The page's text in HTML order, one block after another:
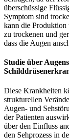
überschüssige
Symptom sind
kann die Produktion
zu trockenen und
dass die Augen
Studie über
Diese Krankheiten
strukturellen
Augen- und
der Patienten
über den Einfluss
den Sehprozess in